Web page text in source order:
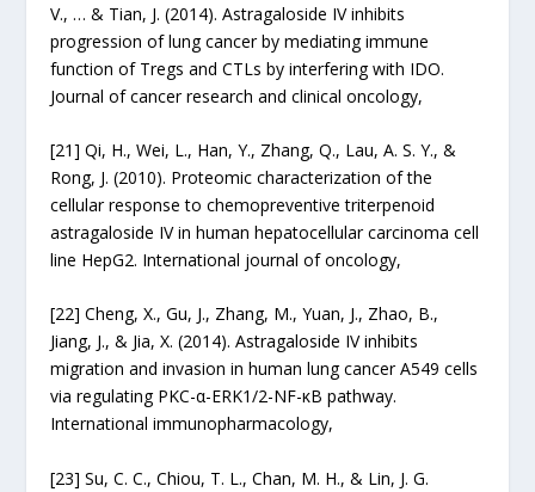
V., … & Tian, J. (2014). Astragaloside IV inhibits
progression of lung cancer by mediating immune
function of Tregs and CTLs by interfering with IDO.
Journal of cancer research and clinical oncology,
[21] Qi, H., Wei, L., Han, Y., Zhang, Q., Lau, A. S. Y., &
Rong, J. (2010). Proteomic characterization of the
cellular response to chemopreventive triterpenoid
astragaloside IV in human hepatocellular carcinoma cell
line HepG2. International journal of oncology,
[22] Cheng, X., Gu, J., Zhang, M., Yuan, J., Zhao, B.,
Jiang, J., & Jia, X. (2014). Astragaloside IV inhibits
migration and invasion in human lung cancer A549 cells
via regulating PKC-α-ERK1/2-NF-κB pathway.
International immunopharmacology,
[23] Su, C. C., Chiou, T. L., Chan, M. H., & Lin, J. G.